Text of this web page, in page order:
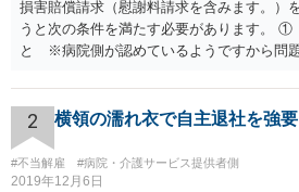
損害賠償請求（慰謝料請求を含みます。）
うと次の条件を満たす必要があります。
と ※病院側が認めているようですから
術のミスの「せいで」マスクが外せなく
ければならなくなった「せいで」休業損
を外せなくなった「せいで」経済的に評価
したこと 「せいで」と強調した点が，内藤
因果関係」です。 手術のミスと関係のない
2 横領の濡れ衣で自主退社を強
#不当解雇 #病院・介護サービス提供者側
2019年12月6日